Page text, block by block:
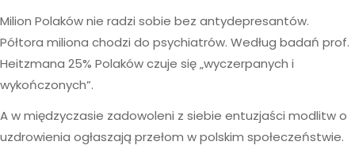
Milion Polaków nie radzi sobie bez antydepresantów.
Półtora miliona chodzi do psychiatrów. Według badań prof.
Heitzmana 25% Polaków czuje się „wyczerpanych i
wykończonych”.
A w międzyczasie zadowoleni z siebie entuzjaści modlitw o
uzdrowienia ogłaszają przełom w polskim społeczeństwie.